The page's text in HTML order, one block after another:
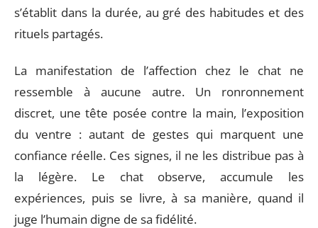
s’établit dans la durée, au gré des habitudes et des
rituels partagés.
La manifestation de l’affection chez le chat ne
ressemble à aucune autre. Un ronronnement
discret, une tête posée contre la main, l’exposition
du ventre : autant de gestes qui marquent une
confiance réelle. Ces signes, il ne les distribue pas à
la légère. Le chat observe, accumule les
expériences, puis se livre, à sa manière, quand il
juge l’humain digne de sa fidélité.